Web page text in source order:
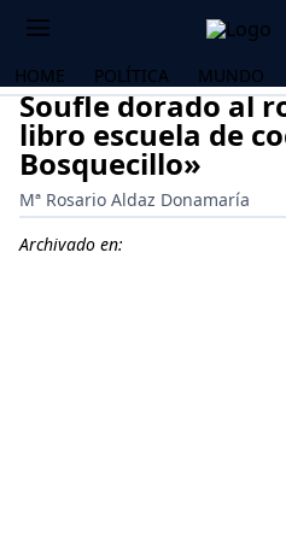
HOME POLÍTICA MUNDO
Soufle dorado al
libro escuela de
Bosquecillo»
Mª Rosario Aldaz Donamaría
Archivado en: